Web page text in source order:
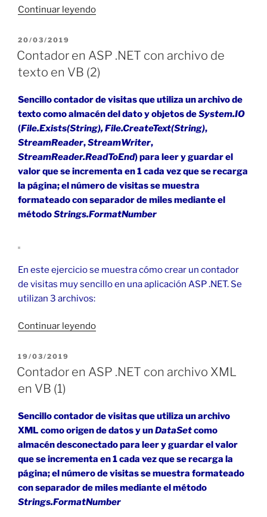
Continuar leyendo«DataTable
en
ASP
.NET
con
C#
y
VB»
PUBLICADO
EL
20/03/2019
Contador en ASP .NET con archivo de
texto en VB (2)
Sencillo contador de visitas que utiliza un archivo de
texto como almacén del dato y objetos deSystem.IO
(File.Exists(String),File.CreateText(String),
StreamReader,StreamWriter,
StreamReader.ReadToEnd) para leer y guardar el
valor que se incrementa en 1 cada vez que se recarga
la página; el número de visitas se muestra
formateado con separador de miles mediante el
métodoStrings.FormatNumber
En este ejercicio se muestra cómo crear un contador
de visitas muy sencillo en una aplicación ASP .NET. Se
utilizan 3 archivos:
Continuar leyendo«Contador
.NET
de
texto
en
(2)»
PUBLICADO
EL
19/03/2019
Contador en ASP .NET con archivo XML
en VB (1)
Sencillo contador de visitas que utiliza un archivo
XML como origen de datos y unDataSetcomo
almacén desconectado para leer y guardar el valor
que se incrementa en 1 cada vez que se recarga la
página; el número de visitas se muestra formateado
con separador de miles mediante el método
Strings.FormatNumber